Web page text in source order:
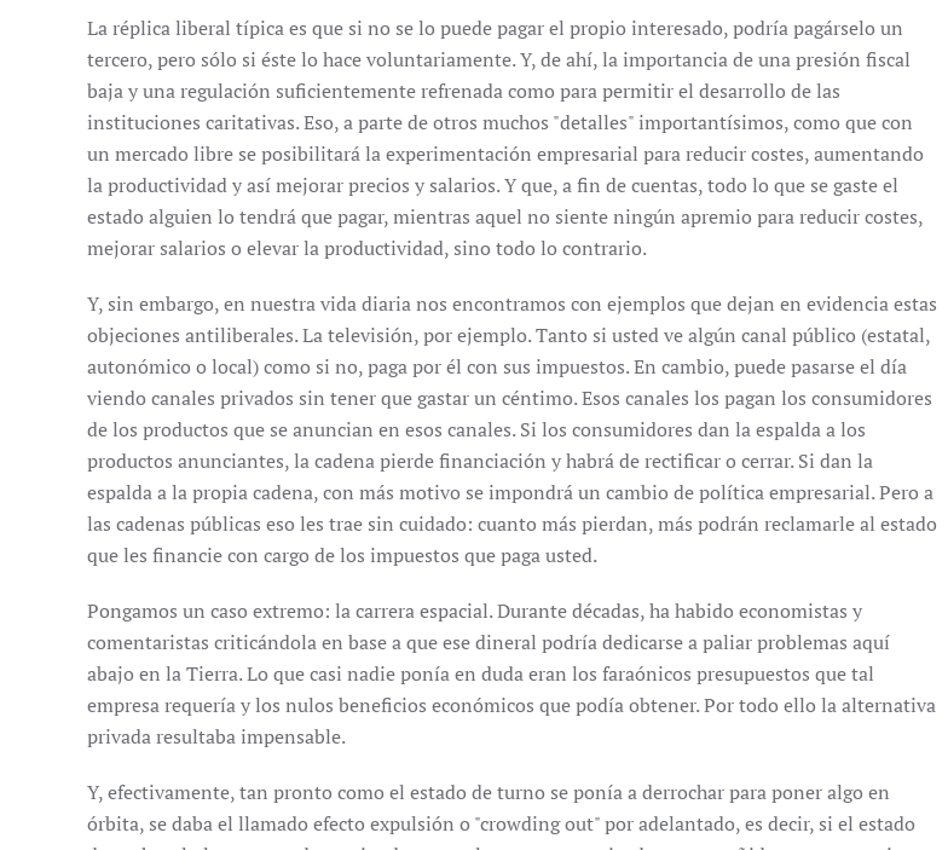
La réplica liberal típica es que si no se lo puede pagar el propio interesado, podría pagárselo un
tercero, pero sólo si éste lo hace voluntariamente. Y, de ahí, la importancia de una presión fiscal
baja y una regulación suficientemente refrenada como para permitir el desarrollo de las
instituciones caritativas. Eso, a parte de otros muchos "detalles" importantísimos, como que con
un mercado libre se posibilitará la experimentación empresarial para reducir costes, aumentando
la productividad y así mejorar precios y salarios. Y que, a fin de cuentas, todo lo que se gaste el
estado alguien lo tendrá que pagar, mientras aquel no siente ningún apremio para reducir costes,
mejorar salarios o elevar la productividad, sino todo lo contrario.
Y, sin embargo, en nuestra vida diaria nos encontramos con ejemplos que dejan en evidencia estas
objeciones antiliberales. La televisión, por ejemplo. Tanto si usted ve algún canal público (estatal,
autonómico o local) como si no, paga por él con sus impuestos. En cambio, puede pasarse el día
viendo canales privados sin tener que gastar un céntimo. Esos canales los pagan los consumidores
de los productos que se anuncian en esos canales. Si los consumidores dan la espalda a los
productos anunciantes, la cadena pierde financiación y habrá de rectificar o cerrar. Si dan la
espalda a la propia cadena, con más motivo se impondrá un cambio de política empresarial. Pero a
las cadenas públicas eso les trae sin cuidado: cuanto más pierdan, más podrán reclamarle al estado
que les financie con cargo de los impuestos que paga usted.
Pongamos un caso extremo: la carrera espacial. Durante décadas, ha habido economistas y
comentaristas criticándola en base a que ese dineral podría dedicarse a paliar problemas aquí
abajo en la Tierra. Lo que casi nadie ponía en duda eran los faraónicos presupuestos que tal
empresa requería y los nulos beneficios económicos que podía obtener. Por todo ello la alternativa
privada resultaba impensable.
Y, efectivamente, tan pronto como el estado de turno se ponía a derrochar para poner algo en
órbita, se daba el llamado efecto expulsión o "crowding out" por adelantado, es decir, si el estado